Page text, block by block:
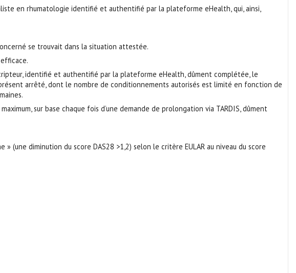
en rhumatologie identifié et authentifié par la plateforme eHealth, qui, ainsi,
se trouvait dans la situation attestée.
identifié et authentifié par la plateforme eHealth, dûment complétée, le
arrêté, dont le nombre de conditionnements autorisés est limité en fonction de
sur base chaque fois d’une demande de prolongation via TARDIS, dûment
(une diminution du score DAS28 >1,2) selon le critère EULAR au niveau du score